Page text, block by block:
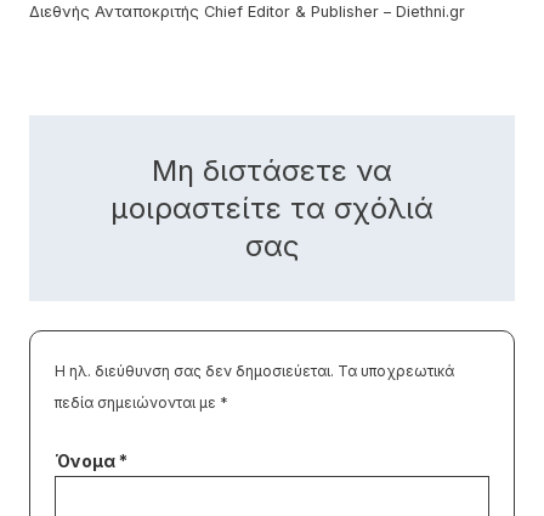
Διεθνής Ανταποκριτής Chief Editor & Publisher – Diethni.gr
Μη διστάσετε να
μοιραστείτε τα σχόλιά
σας
Η ηλ. διεύθυνση σας δεν δημοσιεύεται. Τα υποχρεωτικά
πεδία σημειώνονται με *